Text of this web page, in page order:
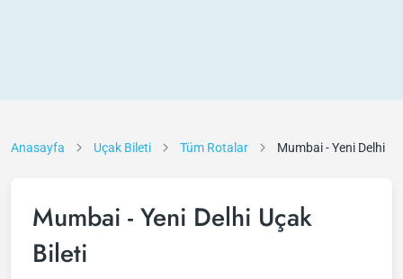
Anasayfa Uçak Bileti Tüm Rotalar Mumbai - Yeni Delhi
Mumbai - Yeni Delhi Uçak
Bileti